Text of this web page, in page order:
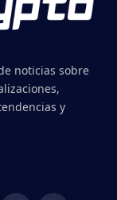
noticias sobre
y